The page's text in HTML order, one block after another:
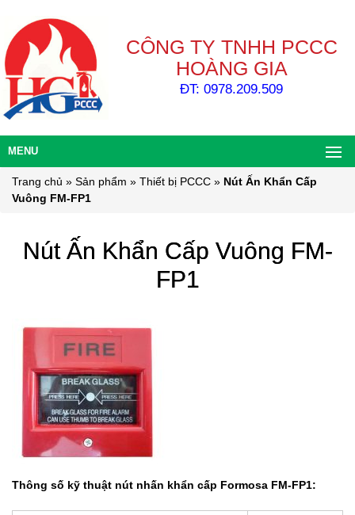
CÔNG TY TNHH PCCC
HOÀNG GIA
ĐT: 0978.209.509
MENU
Trang chủ » Sản phẩm » Thiết bị PCCC » Nút Ấn Khẩn Cấp
Vuông FM-FP1
Nút Ấn Khẩn Cấp Vuông FM-
FP1
Thông số kỹ thuật nút nhấn khẩn cấp Formosa FM-FP1: